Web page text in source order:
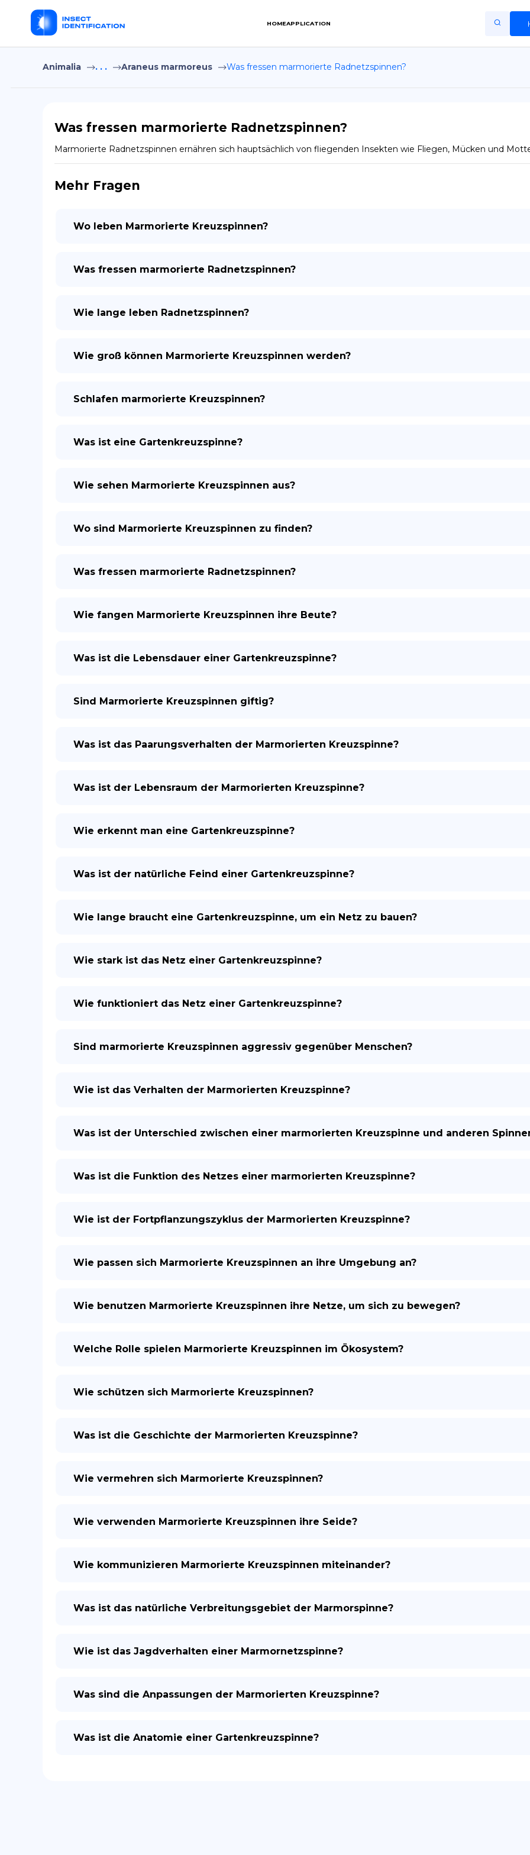
HOMEAPPLICATION
Home
Terms of Use
Privacy Policy
Animalia . . . Araneus marmoreus Was fressen marmorierte Radnetzspinnen?
Was fressen marmorierte Radnetzspinnen?
Marmorierte Radnetzspinnen ernähren sich hauptsächlich von fliegenden Insekten wie Fliegen, Mücken und
Mehr Fragen
Wo leben Marmorierte Kreuzspinnen?
Was fressen marmorierte Radnetzspinnen?
Wie lange leben Radnetzspinnen?
Wie groß können Marmorierte Kreuzspinnen werden?
Schlafen marmorierte Kreuzspinnen?
Was ist eine Gartenkreuzspinne?
Wie sehen Marmorierte Kreuzspinnen aus?
Wo sind Marmorierte Kreuzspinnen zu finden?
Was fressen marmorierte Radnetzspinnen?
Wie fangen Marmorierte Kreuzspinnen ihre Beute?
Was ist die Lebensdauer einer Gartenkreuzspinne?
Sind Marmorierte Kreuzspinnen giftig?
Was ist das Paarungsverhalten der Marmorierten Kreuzspinne?
Was ist der Lebensraum der Marmorierten Kreuzspinne?
Wie erkennt man eine Gartenkreuzspinne?
Was ist der natürliche Feind einer Gartenkreuzspinne?
Wie lange braucht eine Gartenkreuzspinne, um ein Netz zu bauen?
Wie stark ist das Netz einer Gartenkreuzspinne?
Wie funktioniert das Netz einer Gartenkreuzspinne?
Sind marmorierte Kreuzspinnen aggressiv gegenüber Menschen?
Wie ist das Verhalten der Marmorierten Kreuzspinne?
Was ist der Unterschied zwischen einer marmorierten Kreuzspinne und anderen
Was ist die Funktion des Netzes einer marmorierten Kreuzspinne?
Wie ist der Fortpflanzungszyklus der Marmorierten Kreuzspinne?
Wie passen sich Marmorierte Kreuzspinnen an ihre Umgebung an?
Wie benutzen Marmorierte Kreuzspinnen ihre Netze, um sich zu bewegen?
Welche Rolle spielen Marmorierte Kreuzspinnen im Ökosystem?
Wie schützen sich Marmorierte Kreuzspinnen?
Was ist die Geschichte der Marmorierten Kreuzspinne?
Wie vermehren sich Marmorierte Kreuzspinnen?
Wie verwenden Marmorierte Kreuzspinnen ihre Seide?
Wie kommunizieren Marmorierte Kreuzspinnen miteinander?
Was ist das natürliche Verbreitungsgebiet der Marmorspinne?
Wie ist das Jagdverhalten einer Marmornetzspinne?
Was sind die Anpassungen der Marmorierten Kreuzspinne?
Was ist die Anatomie einer Gartenkreuzspinne?